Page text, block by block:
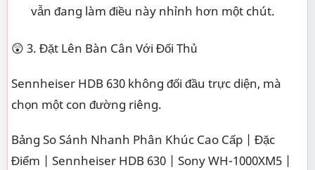
vẫn đang làm điều này nhỉnh hơn một chút.
😲 3. Đặt Lên Bàn Cân Với Đối Thủ
Sennheiser HDB 630 không đối đầu trực diện, mà
chọn một con đường riêng.
Bảng So Sánh Nhanh Phân Khúc Cao Cấp | Đặc
Điểm | Sennheiser HDB 630 | Sony WH-1000XM5 |